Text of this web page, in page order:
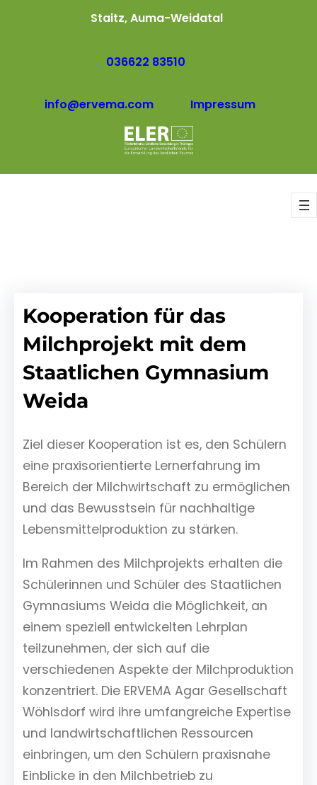
Staitz, Auma-Weidatal
036622 83510
info@ervema.com Impressum
Kooperation für das
Milchprojekt mit dem
Staatlichen Gymnasium
Weida
Ziel dieser Kooperation ist es, den Schülern
eine praxisorientierte Lernerfahrung im
Bereich der Milchwirtschaft zu ermöglichen
und das Bewusstsein für nachhaltige
Lebensmittelproduktion zu stärken.
Im Rahmen des Milchprojekts erhalten die
Schülerinnen und Schüler des Staatlichen
Gymnasiums Weida die Möglichkeit, an
einem speziell entwickelten Lehrplan
teilzunehmen, der sich auf die
verschiedenen Aspekte der Milchproduktion
konzentriert. Die ERVEMA Agar Gesellschaft
Wöhlsdorf wird ihre umfangreiche Expertise
und landwirtschaftlichen Ressourcen
einbringen, um den Schülern praxisnahe
Einblicke in den Milchbetrieb zu